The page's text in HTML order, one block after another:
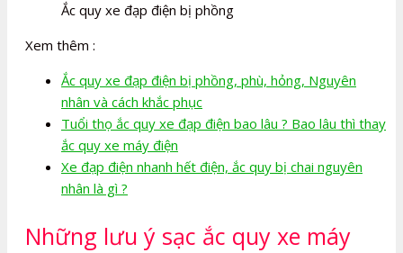
Ắc quy xe đạp điện bị phồng
Xem thêm :
Ắc quy xe đạp điện bị phồng, phù, hỏng, Nguyên
nhân và cách khắc phục
Tuổi thọ ắc quy xe đạp điện bao lâu ? Bao lâu thì thay
ắc quy xe máy điện
Xe đạp điện nhanh hết điện, ắc quy bị chai nguyên
nhân là gì ?
Những lưu ý sạc ắc quy xe máy